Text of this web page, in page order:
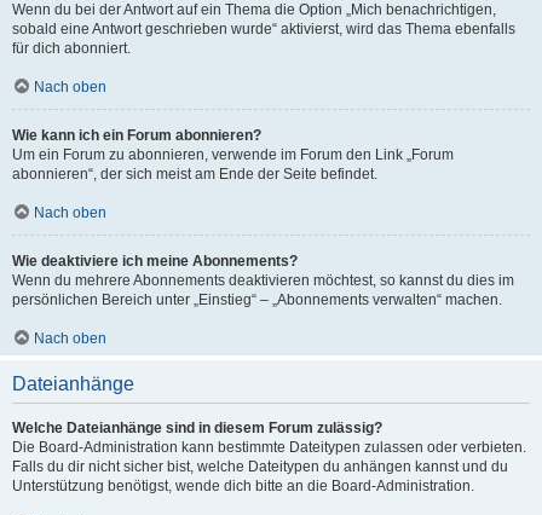
Wenn du bei der Antwort auf ein Thema die Option „Mich benachrichtigen,
sobald eine Antwort geschrieben wurde“ aktivierst, wird das Thema ebenfalls
für dich abonniert.
Nach oben
Wie kann ich ein Forum abonnieren?
Um ein Forum zu abonnieren, verwende im Forum den Link „Forum
abonnieren“, der sich meist am Ende der Seite befindet.
Nach oben
Wie deaktiviere ich meine Abonnements?
Wenn du mehrere Abonnements deaktivieren möchtest, so kannst du dies im
persönlichen Bereich unter „Einstieg“ – „Abonnements verwalten“ machen.
Nach oben
Dateianhänge
Welche Dateianhänge sind in diesem Forum zulässig?
Die Board-Administration kann bestimmte Dateitypen zulassen oder verbieten.
Falls du dir nicht sicher bist, welche Dateitypen du anhängen kannst und du
Unterstützung benötigst, wende dich bitte an die Board-Administration.